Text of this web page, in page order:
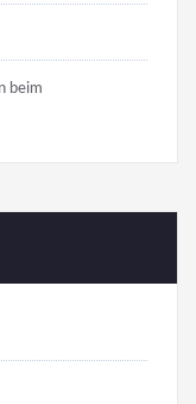
beim